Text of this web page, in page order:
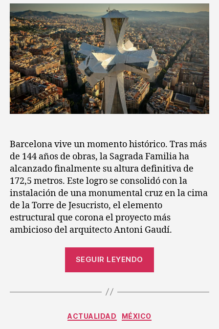
Barcelona vive un momento histórico. Tras más
de 144 años de obras, la Sagrada Familia ha
alcanzado finalmente su altura definitiva de
172,5 metros. Este logro se consolidó con la
instalación de una monumental cruz en la cima
de la Torre de Jesucristo, el elemento
estructural que corona el proyecto más
ambicioso del arquitecto Antoni Gaudí.
SEGUIR LEYENDO
ACTUALIDAD MÉXICO